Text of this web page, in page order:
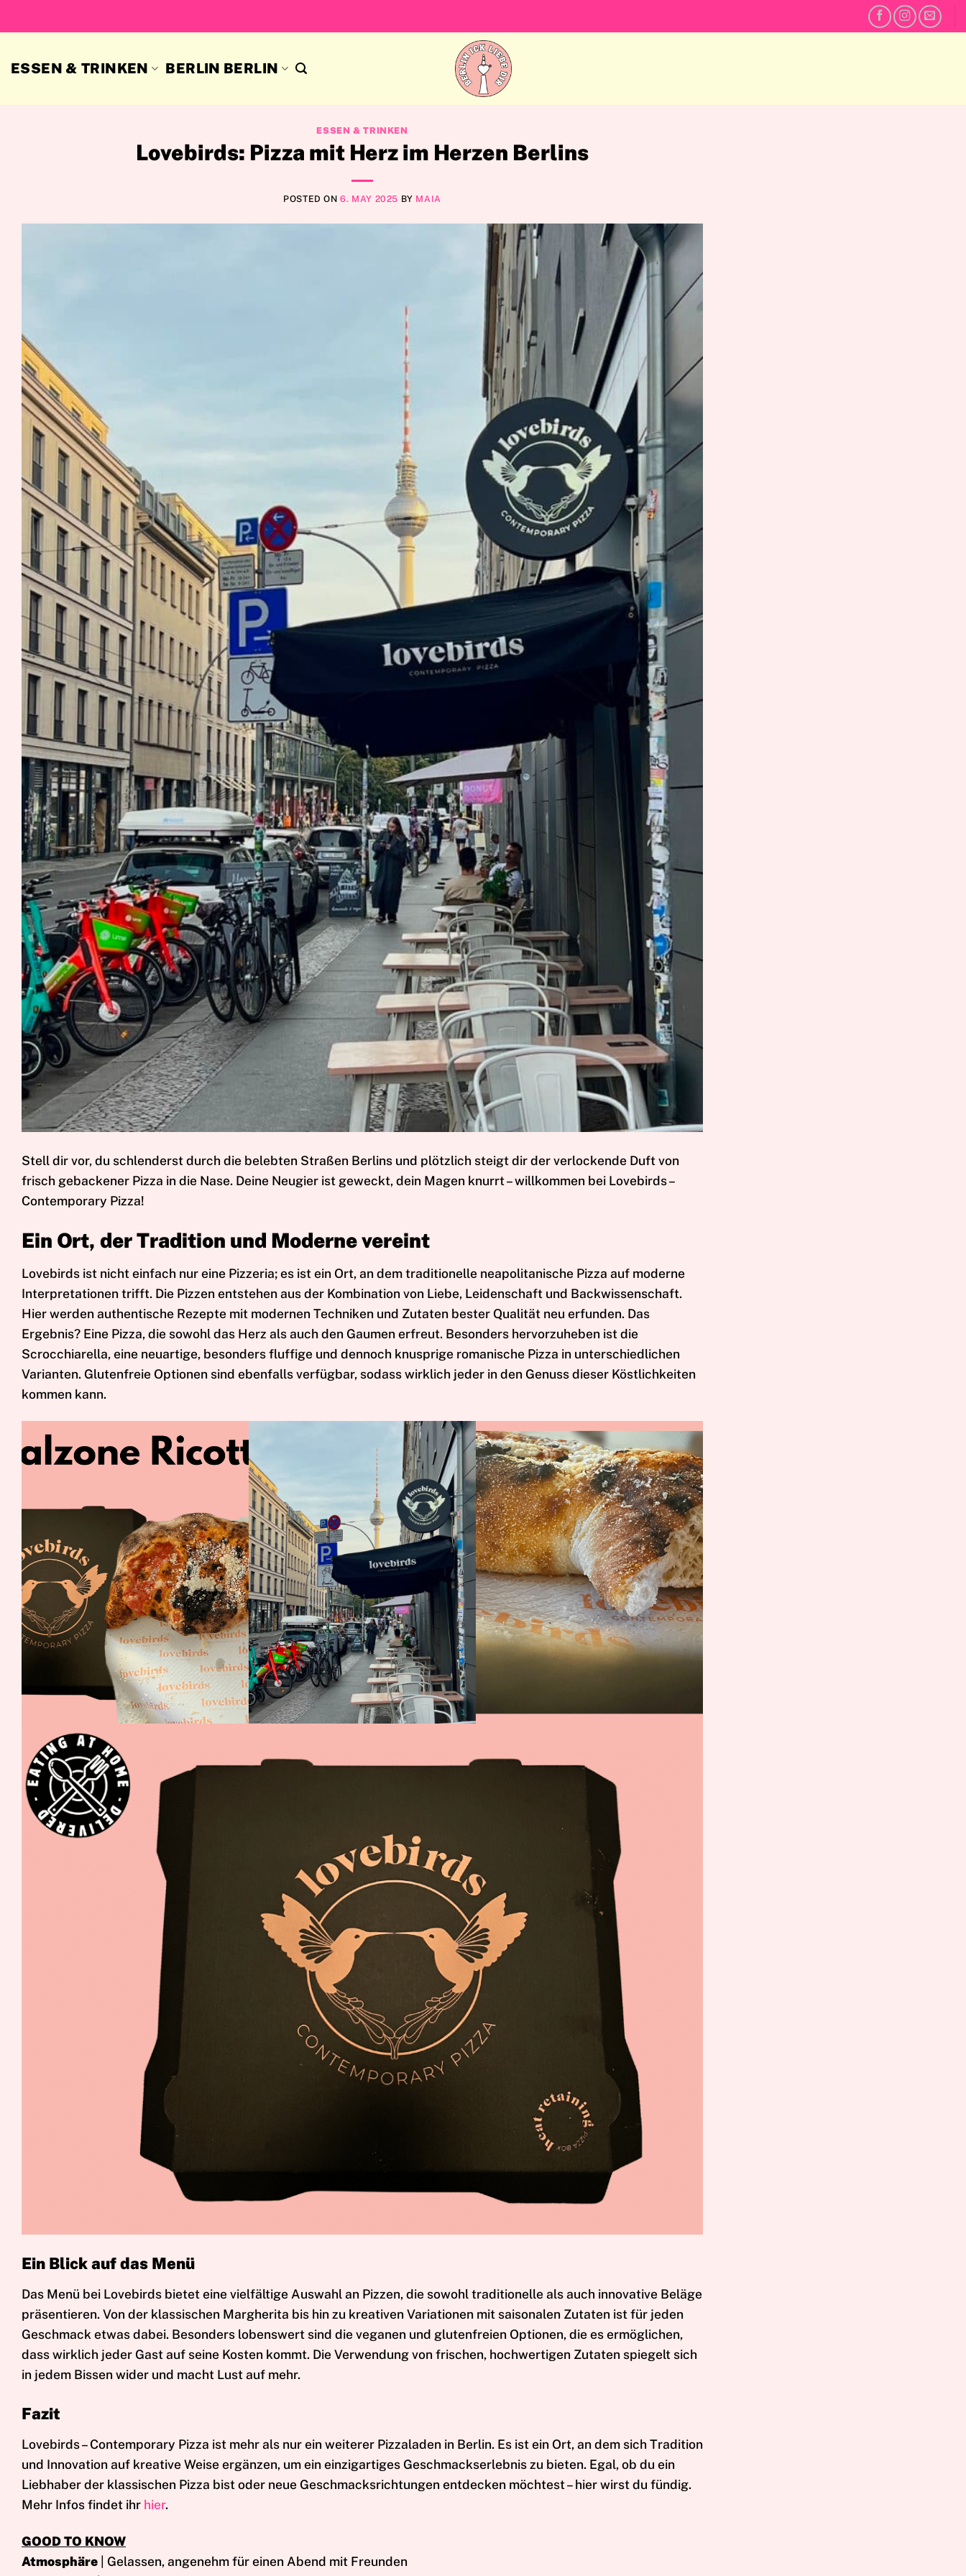
to
ESSEN & TRINKEN BERLIN BERLIN
ESSEN & TRINKEN
Lovebirds: Pizza mit Herz im Herzen Berlins
POSTED ON6. MAY 2025 BY MAIA
Stell dir vor, du schlenderst durch die belebten Straßen Berlins und plötzlich steigt dir der verlockende Duft von
frisch gebackener Pizza in die Nase. Deine Neugier ist geweckt, dein Magen knurrt – willkommen bei Lovebirds –
Contemporary Pizza!
Ein Ort, der Tradition und Moderne vereint
Lovebirds ist nicht einfach nur eine Pizzeria; es ist ein Ort, an dem traditionelle neapolitanische Pizza auf moderne
Interpretationen trifft. Die Pizzen entstehen aus der Kombination von Liebe, Leidenschaft und Backwissenschaft.
Hier werden authentische Rezepte mit modernen Techniken und Zutaten bester Qualität neu erfunden. Das
Ergebnis? Eine Pizza, die sowohl das Herz als auch den Gaumen erfreut. Besonders hervorzuheben ist die
Scrocchiarella, eine neuartige, besonders fluffige und dennoch knusprige romanische Pizza in unterschiedlichen
Varianten. Glutenfreie Optionen sind ebenfalls verfügbar, sodass wirklich jeder in den Genuss dieser Köstlichkeiten
kommen kann.
Ein Blick auf das Menü
Das Menü bei Lovebirds bietet eine vielfältige Auswahl an Pizzen, die sowohl traditionelle als auch innovative Beläge
präsentieren. Von der klassischen Margherita bis hin zu kreativen Variationen mit saisonalen Zutaten ist für jeden
Geschmack etwas dabei. Besonders lobenswert sind die veganen und glutenfreien Optionen, die es ermöglichen,
dass wirklich jeder Gast auf seine Kosten kommt. Die Verwendung von frischen, hochwertigen Zutaten spiegelt sich
in jedem Bissen wider und macht Lust auf mehr.
Fazit
Lovebirds – Contemporary Pizza ist mehr als nur ein weiterer Pizzaladen in Berlin. Es ist ein Ort, an dem sich Tradition
und Innovation auf kreative Weise ergänzen, um ein einzigartiges Geschmackserlebnis zu bieten. Egal, ob du ein
Liebhaber der klassischen Pizza bist oder neue Geschmacksrichtungen entdecken möchtest – hier wirst du fündig.
Mehr Infos findet ihr hier.
GOOD TO KNOW
Atmosphäre | Gelassen, angenehm für einen Abend mit Freunden